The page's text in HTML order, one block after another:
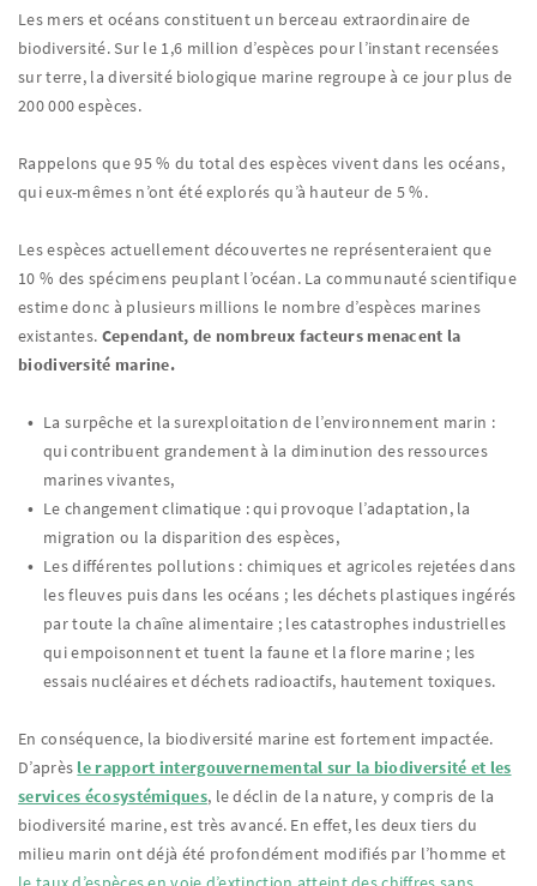
Les mers et océans constituent un berceau extraordinaire de
biodiversité. Sur le 1,6 million d’espèces pour l’instant recensées
sur terre, la diversité biologique marine regroupe à ce jour plus de
200 000 espèces.
Rappelons que 95 % du total des espèces vivent dans les océans,
qui eux-mêmes n’ont été explorés qu’à hauteur de 5 %.
Les espèces actuellement découvertes ne représenteraient que
10 % des spécimens peuplant l’océan. La communauté scientifique
estime donc à plusieurs millions le nombre d’espèces marines
existantes. Cependant, de nombreux facteurs menacent la
biodiversité marine.
La surpêche et la surexploitation de l’environnement marin :
qui contribuent grandement à la diminution des ressources
marines vivantes,
Le changement climatique : qui provoque l’adaptation, la
migration ou la disparition des espèces,
Les différentes pollutions : chimiques et agricoles rejetées dans
les fleuves puis dans les océans ; les déchets plastiques ingérés
par toute la chaîne alimentaire ; les catastrophes industrielles
qui empoisonnent et tuent la faune et la flore marine ; les
essais nucléaires et déchets radioactifs, hautement toxiques.
En conséquence, la biodiversité marine est fortement impactée.
D’après le rapport intergouvernemental sur la biodiversité et les
services écosystémiques, le déclin de la nature, y compris de la
biodiversité marine, est très avancé. En effet, les deux tiers du
milieu marin ont déjà été profondément modifiés par l’homme et